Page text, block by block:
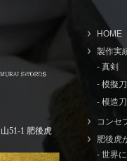
51-1 肥後虎
HOME
製作実
- 真剣
- 模擬
- 模造刀
コンセ
肥後虎
- 世界